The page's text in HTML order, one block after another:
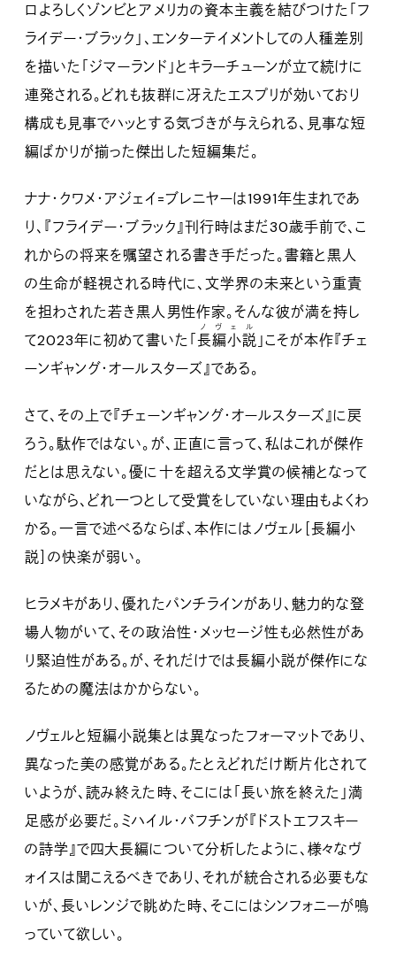
ロよろしくゾンビとアメリカの資本主義を結びつけた「フ
ライデー・ブラック」、エンターテイメントしての人種差別
を描いた「ジマーランド」とキラーチューンが立て続けに
連発される。どれも抜群に冴えたエスプリが効いており
構成も見事でハッとする気づきが与えられる、見事な短
編ばかりが揃った傑出した短編集だ。
ナナ・クワメ・アジェイ=ブレニヤーは1991年生まれであ
り、『フライデー・ブラック』刊行時はまだ30歳手前で、こ
れからの将来を嘱望される書き手だった。書籍と黒人
の生命が軽視される時代に、文学界の未来という重責
を担わされた若き黒人男性作家。そんな彼が満を持し
て2023年に初めて書いた「 長編小説
ノヴェル
」こそが本作『チェ
ーンギャング・オールスターズ』である。
さて、その上で『チェーンギャング・オールスターズ』に戻
ろう。駄作ではない。が、正直に言って、私はこれが傑作
だとは思えない。優に十を超える文学賞の候補となって
いながら、どれ一つとして受賞をしていない理由もよくわ
かる。一言で述べるならば、本作にはノヴェル［長編小
説］の快楽が弱い。
ヒラメキがあり、優れたパンチラインがあり、魅力的な登
場人物がいて、その政治性・メッセージ性も必然性があ
り緊迫性がある。が、それだけでは長編小説が傑作にな
るための魔法はかからない。
ノヴェルと短編小説集とは異なったフォーマットであり、
異なった美の感覚がある。たとえどれだけ断片化されて
いようが、読み終えた時、そこには「長い旅を終えた」満
足感が必要だ。ミハイル・バフチンが『ドストエフスキー
の詩学』で四大長編について分析したように、様々なヴ
ォイスは聞こえるべきであり、それが統合される必要もな
いが、長いレンジで眺めた時、そこにはシンフォニーが鳴
っていて欲しい。